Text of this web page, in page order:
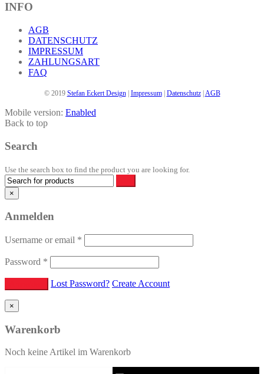
INFO
AGB
DATENSCHUTZ
IMPRESSUM
ZAHLUNGSART
FAQ
© 2019 Stefan Eckert Design| Impressum| Datenschutz| AGB
Mobile version: Enabled
Back to top
Search
Use the search box to find the product you are looking for.
×
Anmelden
Username or email *
Password *
Lost Password? Create Account
×
Warenkorb
Noch keine Artikel im Warenkorb